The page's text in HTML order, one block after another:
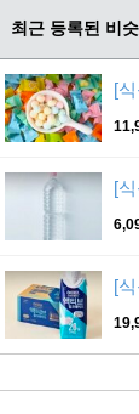
최근 등록된 비
[
[
[